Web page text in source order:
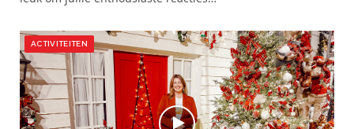
ACTIVITEITEN